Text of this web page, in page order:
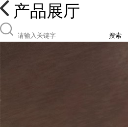
产品展厅
搜索